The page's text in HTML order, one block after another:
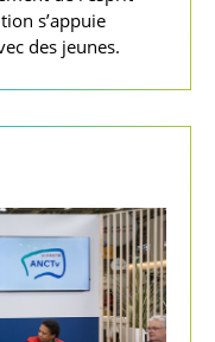
s’appuie
des jeunes.